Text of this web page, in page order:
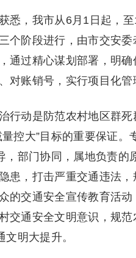
悉，我市从6月1日起，
个阶段进行，由市交安
通过精心谋划部署，明
对账销号，实行项目化管
行动是防范农村地区群
控大”目标的重要保证。
，部门协同，属地负责的
患，打击严重交通违法
的交通安全宣传教育活
通安全文明意识，规范
明大提升。